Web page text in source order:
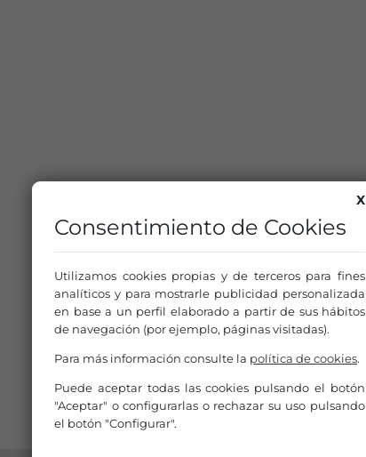
X
Consentimiento de Cookies
Utilizamos cookies propias y de terceros para fines
analíticos y para mostrarle publicidad personalizada
en base a un perfil elaborado a partir de sus hábitos
de navegación (por ejemplo, páginas visitadas).
Para más información consulte la política de cookies.
Puede aceptar todas las cookies pulsando el botón
"Aceptar" o configurarlas o rechazar su uso pulsando
el botón "Configurar".